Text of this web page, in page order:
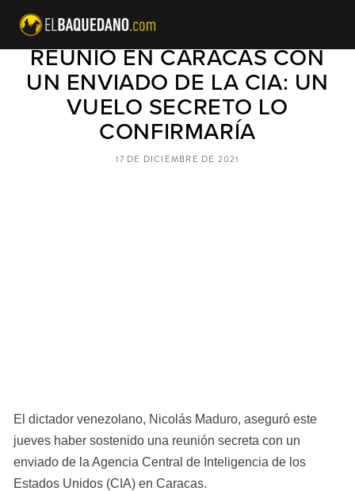
MADURO RECONOCE QUE SE
REUNIÓ EN CARACAS CON
UN ENVIADO DE LA CIA: UN
VUELO SECRETO LO
CONFIRMARÍA
El dictador venezolano, Nicolás Maduro, aseguró este
jueves haber sostenido una reunión secreta con un
enviado de la Agencia Central de Inteligencia de los
Estados Unidos (CIA) en Caracas.
17 DE DICIEMBRE DE 2021